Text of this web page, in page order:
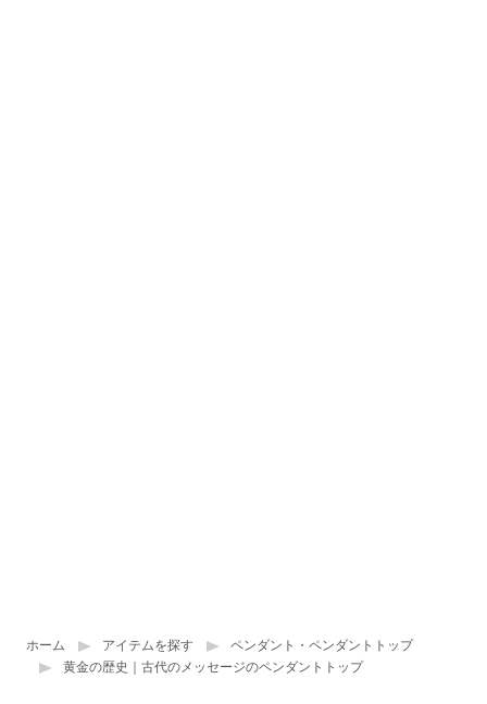
ホーム アイテムを探す
ペンダント・ペンダントトップ
黄金の歴史｜古代のメッセージのペンダントトップ